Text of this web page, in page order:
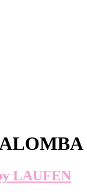
LAUFEN